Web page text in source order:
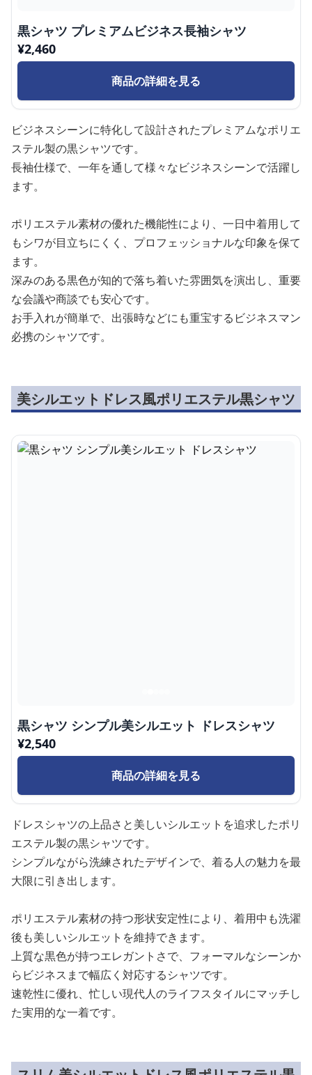
黒シャツ プレミアムビジネス長袖シャツ
¥2,460
商品の詳細を見る
ビジネスシーンに特化して設計されたプレミアムなポリエ
ステル製の黒シャツです。
長袖仕様で、一年を通して様々なビジネスシーンで活躍し
ます。
ポリエステル素材の優れた機能性により、一日中着用して
もシワが目立ちにくく、プロフェッショナルな印象を保て
ます。
深みのある黒色が知的で落ち着いた雰囲気を演出し、重要
な会議や商談でも安心です。
お手入れが簡単で、出張時などにも重宝するビジネスマン
必携のシャツです。
美シルエットドレス風ポリエステル黒シャツ
黒シャツ シンプル美シルエット ドレスシャツ
¥2,540
商品の詳細を見る
ドレスシャツの上品さと美しいシルエットを追求したポリ
エステル製の黒シャツです。
シンプルながら洗練されたデザインで、着る人の魅力を最
大限に引き出します。
ポリエステル素材の持つ形状安定性により、着用中も洗濯
後も美しいシルエットを維持できます。
上質な黒色が持つエレガントさで、フォーマルなシーンか
らビジネスまで幅広く対応するシャツです。
速乾性に優れ、忙しい現代人のライフスタイルにマッチし
た実用的な一着です。